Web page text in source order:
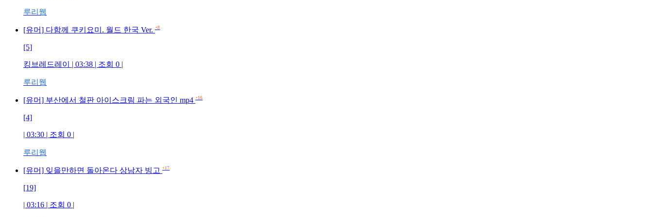
루리웹
[유머] 다함께 쿠키요미. 월드 한국 Ver. +8
[5]
킹브레드레이 | 03:38 | 조회 0 |
루리웹
[유머] 부산에서 철판 아이스크림 파는 외국인 mp4 +16
[4]
| 03:30 | 조회 0 |
루리웹
[유머] 잊을만하면 돌아온다 상남자 빙고 +17
[19]
| 03:16 | 조회 0 |